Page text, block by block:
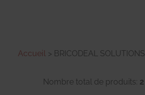
Accueil > BRICODEAL SOLUTIONS
Nombre total de produits: 2